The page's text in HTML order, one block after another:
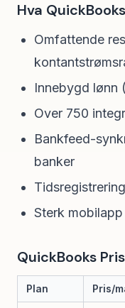
Hva
Omfattende
Innebygd lønn
Over 750
Bankfeed-
banker
Sterk mobilapp
QuickBooks
Plan Pris/